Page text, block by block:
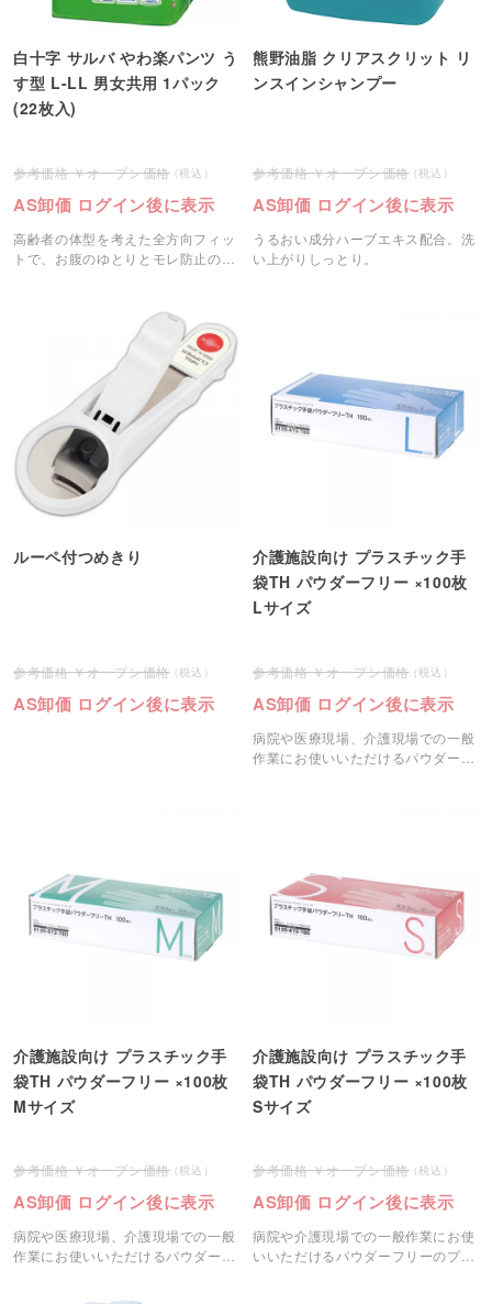
白十字 サルバ やわ楽パンツ う
す型 L-LL 男女共用 1パック
(22枚入)
オープン価格
AS卸価 ログイン後に表示
高齢者の体型を考えた全方向フィッ
トで、お腹のゆとりとモレ防止の密
熊野油脂 クリアスクリット リ
ンスインシャンプー
オープン価格
AS卸価 ログイン後に表示
うるおい成分ハーブエキス配合。洗
い上がりしっとり。
ルーペ付つめきり
オープン価格
AS卸価 ログイン後に表示
介護施設向け プラスチック手
袋TH パウダーフリー ×100枚
Lサイズ
オープン価格
AS卸価 ログイン後に表示
病院や医療現場、介護現場での一般
作業にお使いいただけるパウダーフ
介護施設向け プラスチック手
袋TH パウダーフリー ×100枚
Mサイズ
オープン価格
AS卸価 ログイン後に表示
病院や医療現場、介護現場での一般
作業にお使いいただけるパウダーフ
介護施設向け プラスチック手
袋TH パウダーフリー ×100枚
Sサイズ
オープン価格
AS卸価 ログイン後に表示
病院や介護現場での一般作業にお使
いいただけるパウダーフリーのプラ